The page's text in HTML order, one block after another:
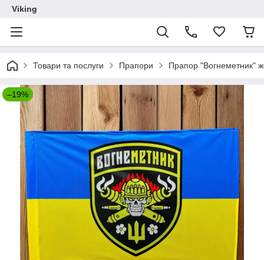
Viking
Товари та послуги Прапори Прапор "Вогнеметник"
–19%